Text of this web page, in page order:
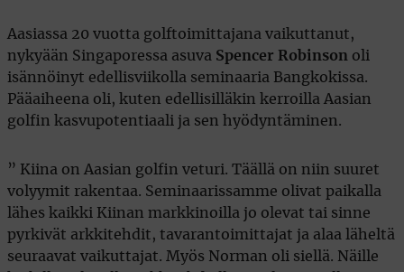
Aasiassa 20 vuotta golftoimittajana vaikuttanut,
nykyään Singaporessa asuva Spencer Robinson oli
isännöinyt edellisviikolla seminaaria Bangkokissa.
Pääaiheena oli, kuten edellisilläkin kerroilla Aasian
golfin kasvupotentiaali ja sen hyödyntäminen.
” Kiina on Aasian golfin veturi. Täällä on niin suuret
volyymit rakentaa. Seminaarissamme olivat paikalla
lähes kaikki Kiinan markkinoilla jo olevat tai sinne
pyrkivät arkkitehdit, tavarantoimittajat ja alaa läheltä
seuraavat vaikuttajat. Myös Norman oli siellä. Näille